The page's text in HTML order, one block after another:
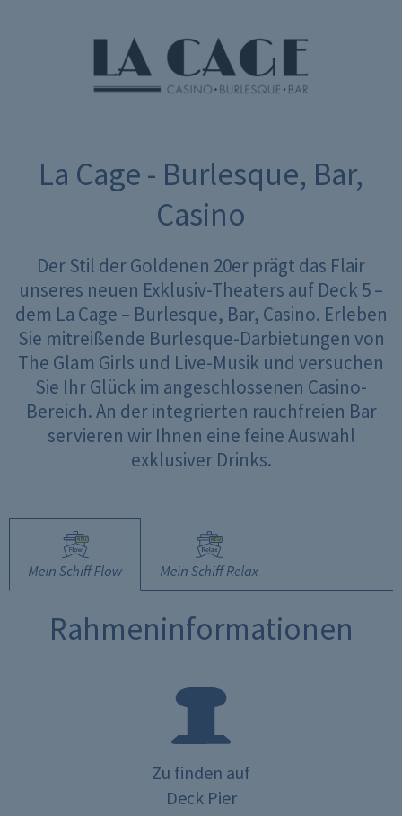
La Cage - Burlesque, Bar,
Casino
Der Stil der Goldenen 20er prägt das Flair
unseres neuen Exklusiv-Theaters auf Deck 5 –
dem La Cage – Burlesque, Bar, Casino. Erleben
Sie mitreißende Burlesque-Darbietungen von
The Glam Girls und Live-Musik und versuchen
Sie Ihr Glück im angeschlossenen Casino-
Bereich. An der integrierten rauchfreien Bar
servieren wir Ihnen eine feine Auswahl
exklusiver Drinks.
Mein Schiff Flow Mein Schiff Relax
Rahmeninformationen
Zu finden auf
Deck Pier